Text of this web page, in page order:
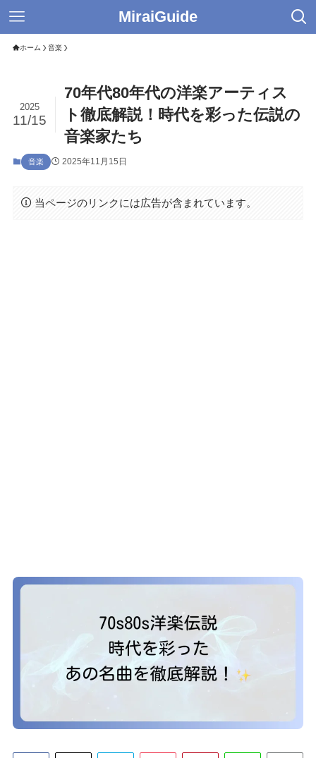
MiraiGuide
ホーム 音楽
70年代80年代の洋楽アーティス
ト徹底解説！時代を彩った伝説の
音楽家たち
2025
11/15
音楽 2025年11月15日
当ページのリンクには広告が含まれています。